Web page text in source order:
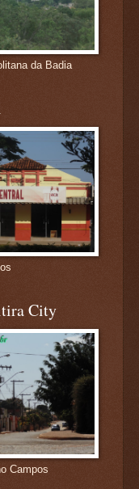
da Badia
City
Campos